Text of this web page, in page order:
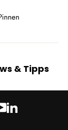
pinnen
& Tipps
YouTubeLinkedIn